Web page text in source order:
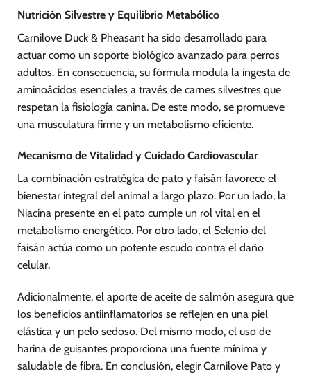
Nutrición Silvestre y Equilibrio Metabólico
Carnilove Duck & Pheasant ha sido desarrollado para
actuar como un soporte biológico avanzado para perros
adultos. En consecuencia, su fórmula modula la ingesta de
aminoácidos esenciales a través de carnes silvestres que
respetan la fisiología canina. De este modo, se promueve
una musculatura firme y un metabolismo eficiente.
Mecanismo de Vitalidad y Cuidado Cardiovascular
La combinación estratégica de pato y faisán favorece el
bienestar integral del animal a largo plazo. Por un lado, la
Niacina presente en el pato cumple un rol vital en el
metabolismo energético. Por otro lado, el Selenio del
faisán actúa como un potente escudo contra el daño
celular.
Adicionalmente, el aporte de aceite de salmón asegura que
los beneficios antiinflamatorios se reflejen en una piel
elástica y un pelo sedoso. Del mismo modo, el uso de
harina de guisantes proporciona una fuente mínima y
saludable de fibra. En conclusión, elegir Carnilove Pato y